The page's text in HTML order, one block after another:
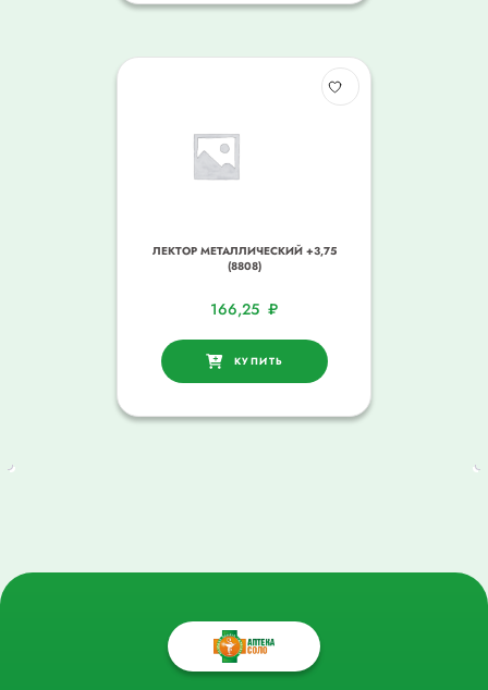
ЛЕКТОР МЕТАЛЛИЧЕСКИЙ +3,75
(8808)
166,25 ₽
КУПИТЬ